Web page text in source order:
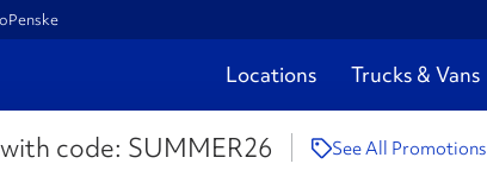
Locations Trucks & Vans
code: SUMMER26 See All Promotions